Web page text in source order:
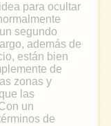
para ocultar
segundo
además de
están bien
de
zonas y
las
un
de